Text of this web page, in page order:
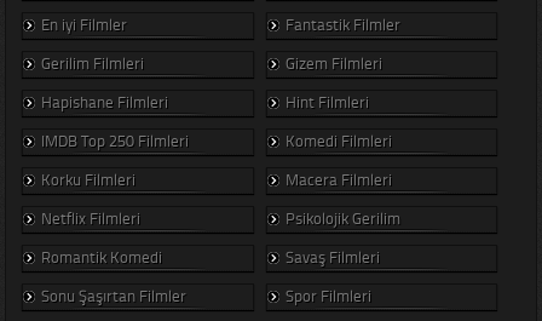
En iyi Filmler
Fantastik Filmler
Gerilim Filmleri
Gizem Filmleri
Hapishane Filmleri
Hint Filmleri
IMDB Top 250 Filmleri
Komedi Filmleri
Korku Filmleri
Macera Filmleri
Netflix Filmleri
Psikolojik Gerilim
Romantik Komedi
Savaş Filmleri
Sonu Şaşırtan Filmler
Spor Filmleri